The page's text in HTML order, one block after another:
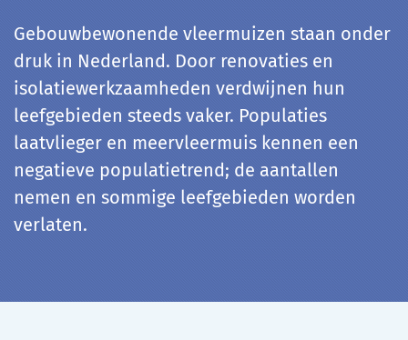
Gebouwbewonende vleermuizen staan onder
druk in Nederland. Door renovaties en
isolatiewerkzaamheden verdwijnen hun
leefgebieden steeds vaker. Populaties
laatvlieger en meervleermuis kennen een
negatieve populatietrend; de aantallen
nemen en sommige leefgebieden worden
verlaten.